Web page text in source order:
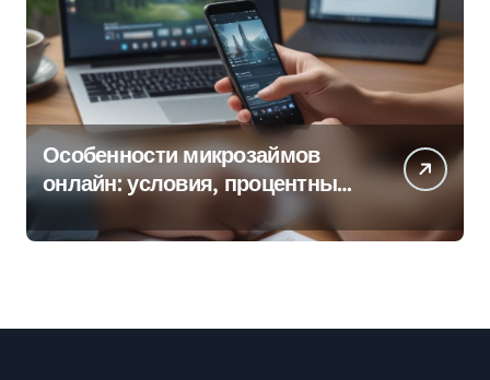
Особенности микрозаймов
онлайн: условия, процентные
ставки и порядок оформления